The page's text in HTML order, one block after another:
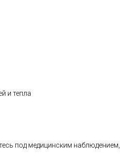
и тепла
под медицинским наблюдением,